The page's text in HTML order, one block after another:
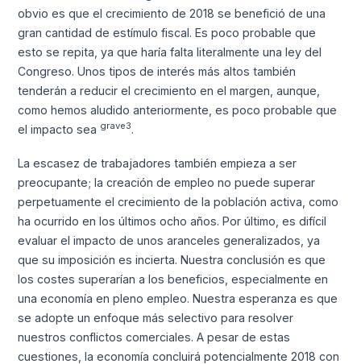
obvio es que el crecimiento de 2018 se benefició de una
gran cantidad de estímulo fiscal. Es poco probable que
esto se repita, ya que haría falta literalmente una ley del
Congreso. Unos tipos de interés más altos también
tenderán a reducir el crecimiento en el margen, aunque,
como hemos aludido anteriormente, es poco probable que
el impacto sea grave3.
La escasez de trabajadores también empieza a ser
preocupante; la creación de empleo no puede superar
perpetuamente el crecimiento de la población activa, como
ha ocurrido en los últimos ocho años. Por último, es difícil
evaluar el impacto de unos aranceles generalizados, ya
que su imposición es incierta. Nuestra conclusión es que
los costes superarían a los beneficios, especialmente en
una economía en pleno empleo. Nuestra esperanza es que
se adopte un enfoque más selectivo para resolver
nuestros conflictos comerciales. A pesar de estas
cuestiones, la economía concluirá potencialmente 2018 con